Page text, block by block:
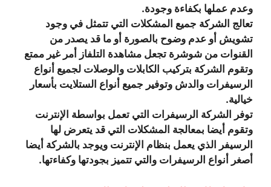
وعدم عملها بكفاءة وجودة.
تعالج الشركة جميع المشكلات التي تتمثل في وجود
تشويش أو عدم وضوح بالصورة أو ما قد يصدر من
القنوات من شوشرة تجعل مشاهدة التلفاز أمر غير ممتع
وتقوم الشركة بتركيب الكابلات والوصلات لجميع أنواع
الرسيفرات والدش وتوفير جميع أنواع الستلايت بأسعار
خيالية.
توفر الشركة الرسيفرات التي تعمل بواسطة الإنترنت
وتقوم أيضا بمعالجة المشكلات التي قد يتعرض لها
الرسيفر الذي يعمل بنظام الإنترنت ويوجد بالشركة أيضا
أصغر أنواع الرسيفرات والتي تتميز بجودتها وكفاءتها.